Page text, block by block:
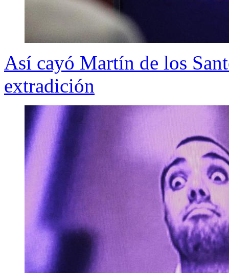
Así cayó Martín de los
extradición